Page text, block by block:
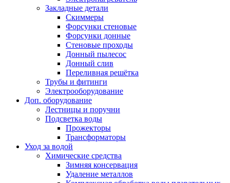
Закладные детали
Скиммеры
Форсунки стеновые
Форсунки донные
Стеновые проходы
Донный пылесос
Донный слив
Переливная решётка
Трубы и фитинги
Электрооборудование
Доп. оборудование
Лестницы и поручни
Подсветка воды
Прожекторы
Трансформаторы
Уход за водой
Химические средства
Зимняя консервация
Удаление металлов